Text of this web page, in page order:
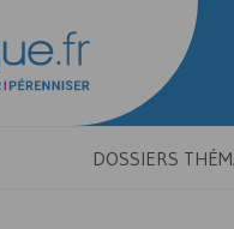
DOSSIERS